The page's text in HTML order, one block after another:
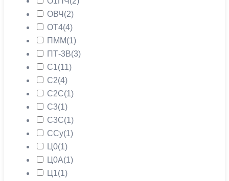
ОВЧ (2)
ОТ4(4)
ПММ(1)
ПТ-3В(3)
С1(11)
С2(4)
С2С(1)
С3(1)
С3С(1)
ССу(1)
Ц0(1)
Ц0А(1)
Ц1(1)